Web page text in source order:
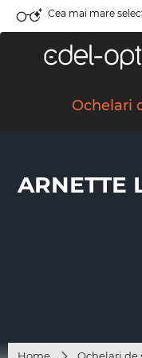
Cea mai mare
Ochelari
ARNETTE